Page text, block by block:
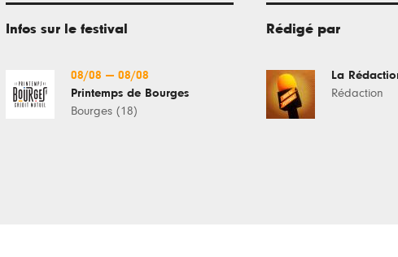
Infos sur le festival
08/08 — 08/08
Printemps de Bourges
Bourges (18)
Rédigé par
La
Rédaction